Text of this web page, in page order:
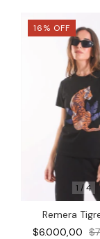
1 /4
16% OFF
Remera
$6.000,00